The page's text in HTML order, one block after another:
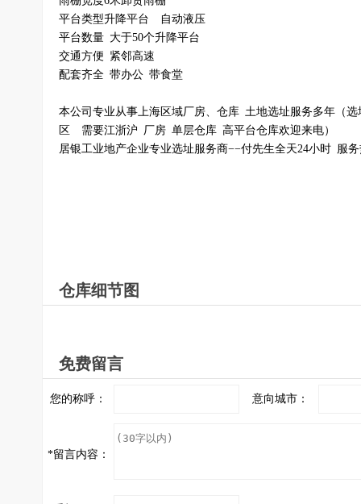
平台类型升降平台 自动液压
平台数量 大于50个升降平台
交通方便 紧邻高速
配套齐全 带办公 带食堂
本公司专业从事上海区域厂房、仓库 土地选址服务多年（
区 需要江浙沪 厂房 单层仓库 高平台仓库欢迎来电）
居银工业地产企业专业选址服务商−−付先生全天24小时 服
仓库细节图
免费留言
您的称呼： 意向城市：
*留言内容：